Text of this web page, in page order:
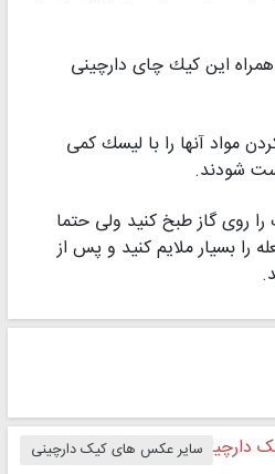
همراه این كیك چای دارچینی
مواد آنها را با لیسك كمی
شودند.
روی گاز طبخ كنید ولی حتما
را بسیار ملایم كنید و پس از
دارچینیسایر عکس های کیک دارچینی